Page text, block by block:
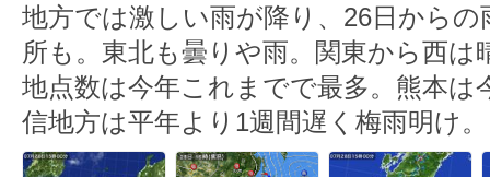
地方では激しい雨が降り、26日から
所も。東北も曇りや雨。関東から西は
地点数は今年これまでで最多。熊本は
信地方は平年より1週間遅く梅雨明け。